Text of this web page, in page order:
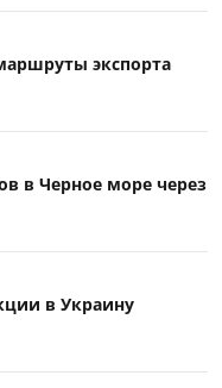
экспорта
в Черное море через
в Украину